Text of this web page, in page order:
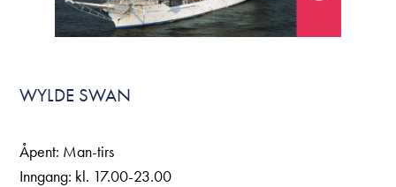
WYLDE SWAN
Åpent: Man-tirs
Inngang: kl. 17.00-23.00